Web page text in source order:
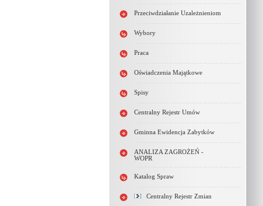
Przeciwdziałanie Uzależnieniom
Wybory
Praca
Oświadczenia Majątkowe
Spisy
Centralny Rejestr Umów
Gminna Ewidencja Zabytków
ANALIZA ZAGROŻEŃ -
WOPR
Katalog Spraw
Centralny Rejestr Zmian